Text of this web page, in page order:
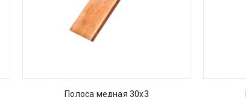
Полоса медная 30х3